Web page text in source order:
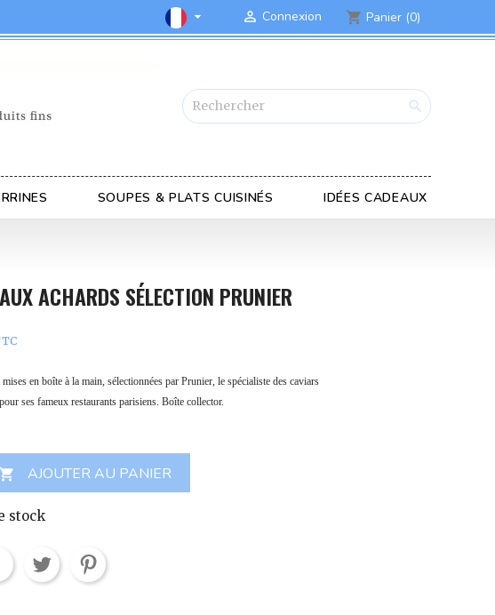
  Connexion shopping_cart Panier (0)

SOUPES & PLATS CUISINÉS IDÉES CADEAUX
ACHARDS SÉLECTION PRUNIER
mises en boîte à la main, sélectionnées par Prunier, le spécialiste des caviars
ses fameux restaurants parisiens. Boîte collector.

AJOUTER AU PANIER
stock